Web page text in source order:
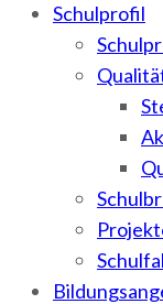
Schulprofil